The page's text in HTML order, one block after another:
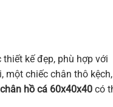
kế đẹp, phù hợp với
một chiếc chân thô kệch,
chân hồ cá 60x40x40 có